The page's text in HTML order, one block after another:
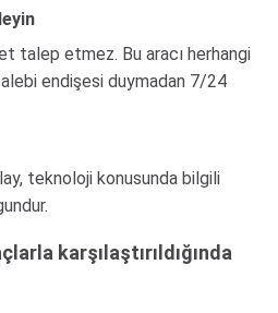
talep etmez. Bu aracı herhangi
endişesi duymadan 7/24
teknoloji konusunda bilgili
karşılaştırıldığında